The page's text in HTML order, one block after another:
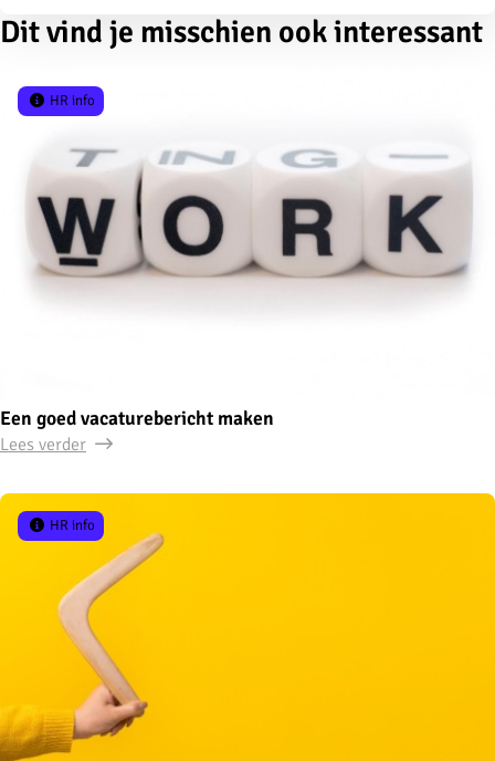
Dit vind je misschien ook interessant
Een goed vacaturebericht maken
HR info
Lees verder
HR info